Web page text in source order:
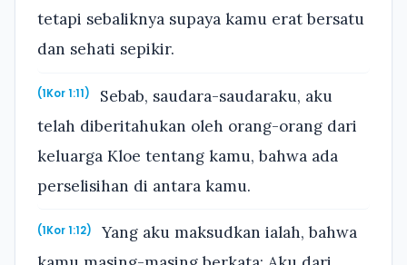
tetapi sebaliknya supaya kamu erat bersatu
dan sehati sepikir.
(1Kor 1:11)
Sebab, saudara-saudaraku, aku
telah diberitahukan oleh orang-orang dari
keluarga Kloe tentang kamu, bahwa ada
perselisihan di antara kamu.
(1Kor 1:12)
Yang aku maksudkan ialah, bahwa